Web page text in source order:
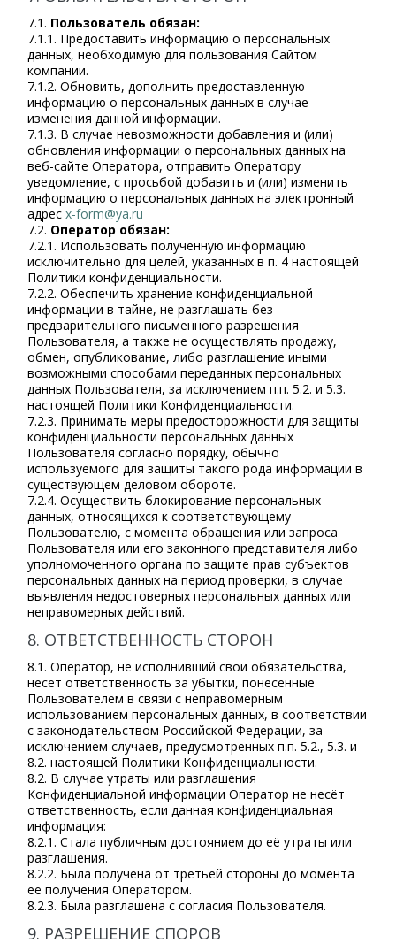
7.1. Пользователь обязан:
7.1.1. Предоставить информацию о персональных
данных, необходимую для пользования Сайтом
компании.
7.1.2. Обновить, дополнить предоставленную
информацию о персональных данных в случае
изменения данной информации.
7.1.3. В случае невозможности добавления и (или)
обновления информации о персональных данных на
веб-сайте Оператора, отправить Оператору
уведомление, с просьбой добавить и (или) изменить
информацию о персональных данных на электронный
адресx-form@ya.ru
7.2. Оператор обязан:
7.2.1. Использовать полученную информацию
исключительно для целей, указанных в п. 4 настоящей
Политики конфиденциальности.
7.2.2. Обеспечить хранение конфиденциальной
информации в тайне, не разглашать без
предварительного письменного разрешения
Пользователя, а также не осуществлять продажу,
обмен, опубликование, либо разглашение иными
возможными способами переданных персональных
данных Пользователя, за исключением п.п. 5.2. и 5.3.
настоящей Политики Конфиденциальности.
7.2.3. Принимать меры предосторожности для защиты
конфиденциальности персональных данных
Пользователя согласно порядку, обычно
используемого для защиты такого рода информации в
существующем деловом обороте.
7.2.4. Осуществить блокирование персональных
данных, относящихся к соответствующему
Пользователю, с момента обращения или запроса
Пользователя или его законного представителя либо
уполномоченного органа по защите прав субъектов
персональных данных на период проверки, в случае
выявления недостоверных персональных данных или
неправомерных действий.
8. ОТВЕТСТВЕННОСТЬ СТОРОН
8.1. Оператор, не исполнивший свои обязательства,
несёт ответственность за убытки, понесённые
Пользователем в связи с неправомерным
использованием персональных данных, в соответствии
с законодательством Российской Федерации, за
исключением случаев, предусмотренных п.п. 5.2., 5.3. и
8.2. настоящей Политики Конфиденциальности.
8.2. В случае утраты или разглашения
Конфиденциальной информации Оператор не несёт
ответственность, если данная конфиденциальная
информация:
8.2.1. Стала публичным достоянием до её утраты или
разглашения.
8.2.2. Была получена от третьей стороны до момента
её получения Оператором.
8.2.3. Была разглашена с согласия Пользователя.
9. РАЗРЕШЕНИЕ СПОРОВ